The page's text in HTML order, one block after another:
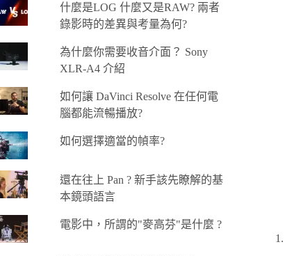
什麼是LOG 什麼又是RAW? 兩者
錄影時的差異與考量為何?
為什麼你需要收音介面？ Sony
XLR-A4 介紹
如何讓 DaVinci Resolve 在任何電
腦都能流暢播放?
如何選擇適當的幀率?
還在往上 Pan ? 新手該先瞭解的基
本鏡頭語言
電影中，所謂的"麥高芬"是什麼 ?